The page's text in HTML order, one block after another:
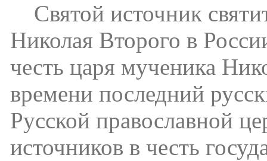
Святой источник
Николая Второго в
честь царя мученика
времени последний
Русской православной
источников в честь